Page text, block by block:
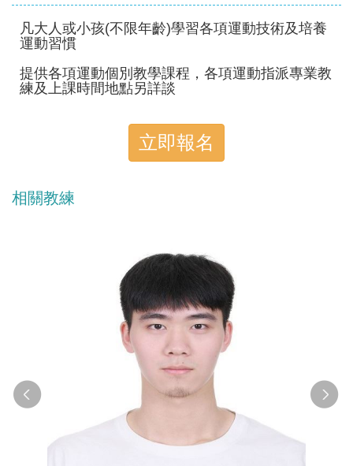
凡大人或小孩(不限年齡)學習各項運動技術及培養
運動習慣
提供各項運動個別教學課程，各項運動指派專業教
練及上課時間地點另詳談
立即報名
相關教練